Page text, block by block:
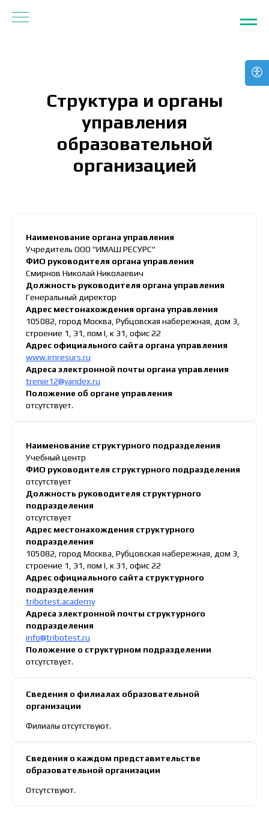
Структура и органы
управления
образовательной
организацией
Наименование органа управления
Учредитель ООО "ИМАШ РЕСУРС"
ФИО руководителя органа управления
Смирнов Николай Николаевич
Должность руководителя органа управления
Генеральный директор
Адрес местонахождения органа управления
105082, город Москва, Рубцовская набережная, дом 3,
строение 1, Э1, пом I, к 31, офис 22
Адрес официального сайта органа управления
www.imresurs.ru
Адреса электронной почты органа управления
trenie12@yandex.ru
Положение об органе управления
отсутствует.
Наименование структурного подразделения
Учебный центр
ФИО руководителя структурного подразделения
отсутствует
Должность руководителя структурного
подразделения
отсутствует
Адрес местонахождения структурного
подразделения
105082, город Москва, Рубцовская набережная, дом 3,
строение 1, Э1, пом I, к 31, офис 22
Адрес официального сайта структурного
подразделения
tribotest.academy
Адреса электронной почты структурного
подразделения
info@tribotest.ru
Положение о структурном подразделении
отсутствует.
Сведения о филиалах образовательной
организации
Филиалы отсутствуют.
Сведения о каждом представительстве
образовательной организации
Отсутствуют.
дадим рекомендации по выбору
направления.
ВОПРОС